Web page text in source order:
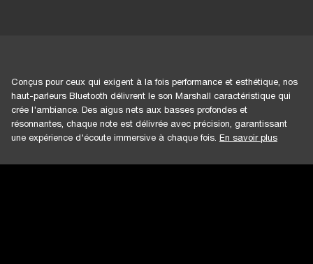
Conçus pour ceux qui exigent à la fois performance et esthétique, nos
haut-parleurs Bluetooth délivrent le son Marshall caractéristique qui
crée l'ambiance. Des aigus nets aux basses profondes et
résonnantes, chaque note est délivrée avec précision, garantissant
une expérience d'écoute immersive à chaque fois. En savoir plus